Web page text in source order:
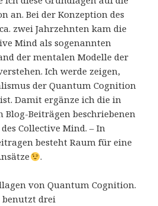
an. Bei der Konzeption des
zwei Jahrzehnten kam die
Mind als sogenannten
der mentalen Modelle der
Ich werde zeigen,
der Quantum Cognition
Damit ergänze ich die in
Blog-Beiträgen beschriebenen
Collective Mind. – In
besteht Raum für eine
.
von Quantum Cognition.
drei